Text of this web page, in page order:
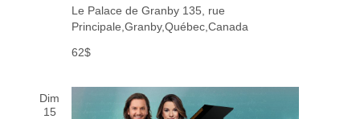
Le Palace de Granby 135, rue
Principale,Granby,Québec,Canada
62$
Dim
15